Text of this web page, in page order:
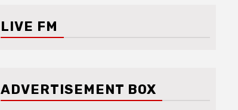
LIVE FM
ADVERTISEMENT BOX